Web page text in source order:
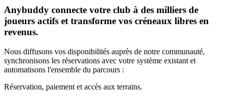
Anybuddy connecte votre club à des milliers de
joueurs actifs et transforme vos créneaux libres en
revenus.
Nous diffusons vos disponibilités auprès de notre communauté,
synchronisons les réservations avec votre système existant et
automatisons l'ensemble du parcours :
Réservation, paiement et accès aux terrains.